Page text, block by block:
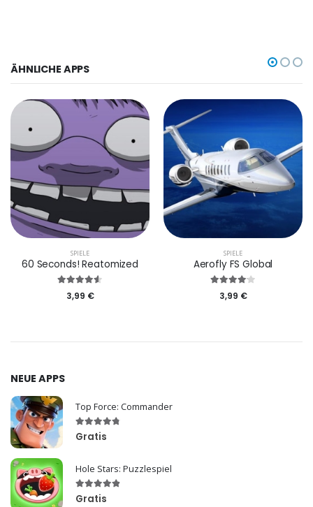
ÄHNLICHE APPS
SPIELE
60 Seconds! Reatomized
3,99 €
SPIELE
Aerofly FS Global
3,99 €
NEUE APPS
Top Force: Commander
Gratis
Hole Stars: Puzzlespiel
Gratis